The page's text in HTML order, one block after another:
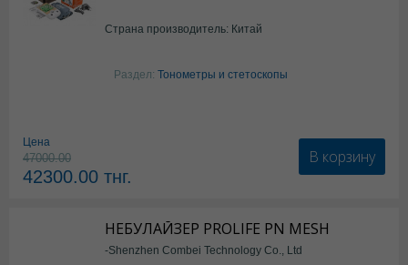
Страна производитель: Китай
Раздел: Тонометры и стетоскопы
Цена
47000.00
42300.00 тнг.
В корзину
НЕБУЛАЙЗЕР PROLIFE PN MESH
-Shenzhen Combei Technology Co., Ltd